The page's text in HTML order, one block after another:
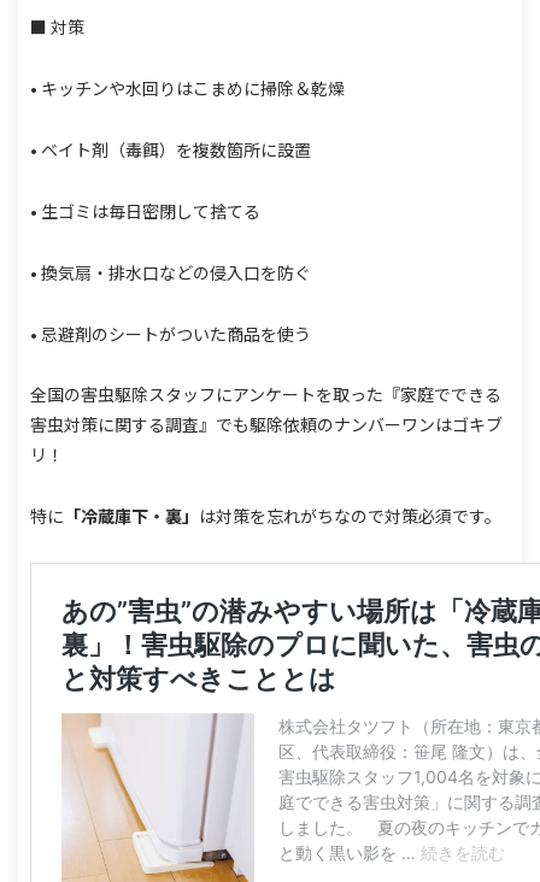
■ 対策
• キッチンや水回りはこまめに掃除＆乾燥
• ベイト剤（毒餌）を複数箇所に設置
• 生ゴミは毎日密閉して捨てる
• 換気扇・排水口などの侵入口を防ぐ
• 忌避剤のシートがついた商品を使う
全国の害虫駆除スタッフにアンケートを取った『家庭でできる
害虫対策に関する調査』でも駆除依頼のナンバーワンはゴキブ
リ！
特に 「冷蔵庫下・裏」 は対策を忘れがちなので対策必須です。